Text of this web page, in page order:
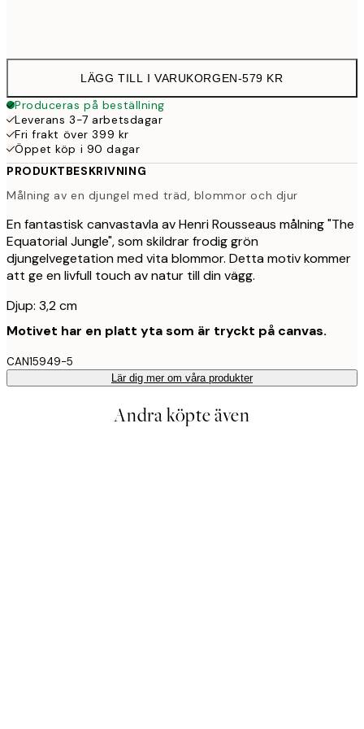
LÄGG TILL I VARUKORGEN-579 KR
Produceras på beställning
Leverans 3-7 arbetsdagar
Fri frakt över 399 kr
Öppet köp i 90 dagar
PRODUKTBESKRIVNING
Målning av en djungel med träd, blommor och djur
En fantastisk canvastavla av Henri Rousseaus målning "The
Equatorial Jungle", som skildrar frodig grön
djungelvegetation med vita blommor. Detta motiv kommer
att ge en livfull touch av natur till din vägg.
Djup: 3,2 cm
Motivet har en platt yta som är tryckt på canvas.
CAN15949-5
Lär dig mer om våra produkter
Andra köpte även